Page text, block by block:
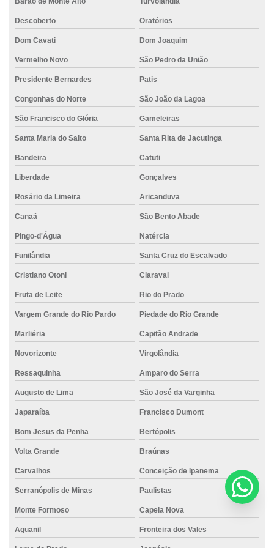
Descoberto Oratórios
Dom Cavati Dom Joaquim
Vermelho Novo São Pedro da União
Presidente Bernardes Patis
Congonhas do Norte São João da Lagoa
São Francisco do Glória Gameleiras
Santa Maria do Salto Santa Rita de Jacutinga
Bandeira Catuti
Liberdade Gonçalves
Rosário da Limeira Aricanduva
Canaã São Bento Abade
Pingo-d'Água Natércia
Funilândia Santa Cruz do Escalvado
Cristiano Otoni Claraval
Fruta de Leite Rio do Prado
Vargem Grande do Rio Pardo Piedade do Rio Grande
Marliéria Capitão Andrade
Novorizonte Virgolândia
Ressaquinha Amparo do Serra
Augusto de Lima São José da Varginha
Japaraíba Francisco Dumont
Bom Jesus da Penha Bertópolis
Volta Grande Braúnas
Carvalhos Conceição de Ipanema
Serranópolis de Minas Paulistas
Monte Formoso Capela Nova
Aguanil Fronteira dos Vales